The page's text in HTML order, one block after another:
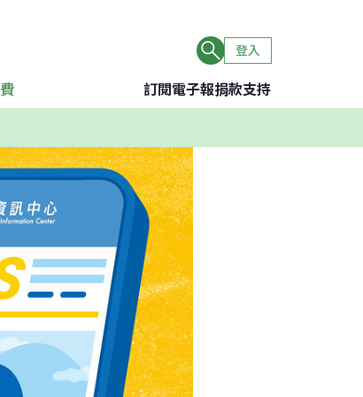
登入
訂閱電子報捐款支持